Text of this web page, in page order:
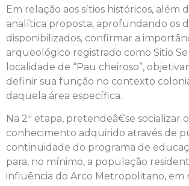
Em relação aos sítios históricos, além
analítica proposta, aprofundando os
disponibilizados, confirmar a
arqueológico registrado como Sitio
localidade de “Pau cheiroso”,
definir sua função no contexto
daquela área específica.
Na 2ª etapa, pretendeâ€se socializar
conhecimento adquirido através de
continuidade do programa de
para, no mínimo, a população
influência do Arco Metropolitano, em